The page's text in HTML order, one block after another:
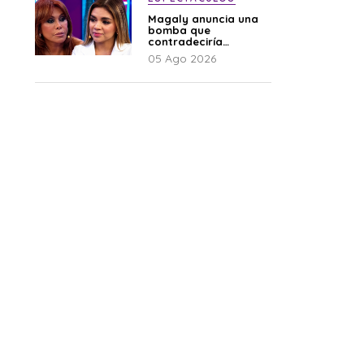
Magaly anuncia una
bomba que
contradeciría
comunicado de La
Bella Luz: “Hay un
05 Ago 2026